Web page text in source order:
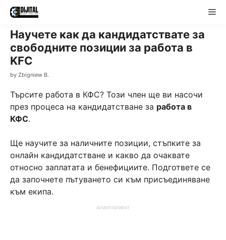
Skip
content
Научете как да кандидатствате за
свободните позиции за работа в
KFC
by Zbigniew B.
Търсите работа в КФС? Този член ще ви насочи
през процеса на кандидатстване за работа в
КФС.
Ще научите за наличните позиции, стъпките за
онлайн кандидатстване и какво да очаквате
относно заплатата и бенефициите. Подгответе се
да започнете пътуването си към присъединяване
към екипа.
ADVERTISEMENT